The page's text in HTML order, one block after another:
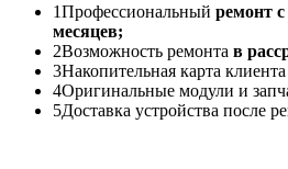
1Профессиональный ремонт с
месяцев;
2Возможность ремонта в
3Накопительная карта
4Оригинальные модули и
5Доставка устройства после